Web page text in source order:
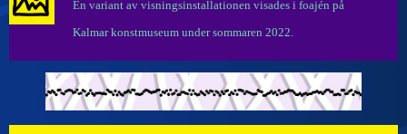
En variant av visningsinstallationen visades i foajén på
Kalmar konstmuseum under sommaren 2022.